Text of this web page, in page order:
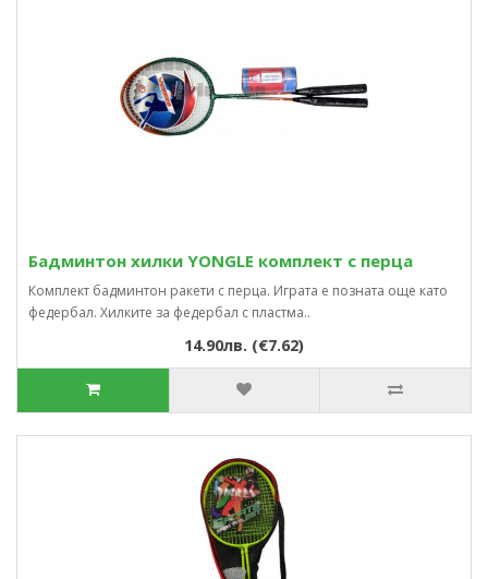
Бадминтон хилки YONGLE комплект с перца
Комплект бадминтон ракети с перца. Играта е позната още като
федербал. Хилките за федербал с пластма..
14.90лв. (€7.62)